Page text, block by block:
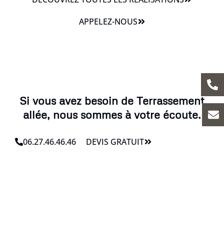
APPELEZ-NOUS
Si vous avez besoin de Terrassement
allée, nous sommes à votre écoute.
06.27.46.46.46 DEVIS GRATUIT